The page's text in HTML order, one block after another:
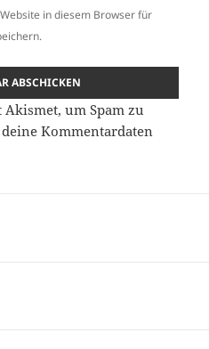
in diesem Browser für
um Spam zu
Kommentardaten